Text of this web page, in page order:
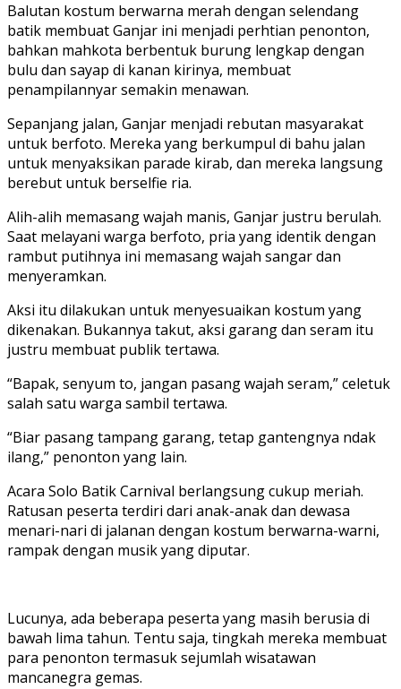
Balutan kostum berwarna merah dengan selendang
batik membuat Ganjar ini menjadi perhtian penonton,
bahkan mahkota berbentuk burung lengkap dengan
bulu dan sayap di kanan kirinya, membuat
penampilannyar semakin menawan.
Sepanjang jalan, Ganjar menjadi rebutan masyarakat
untuk berfoto. Mereka yang berkumpul di bahu jalan
untuk menyaksikan parade kirab, dan mereka langsung
berebut untuk berselfie ria.
Alih-alih memasang wajah manis, Ganjar justru berulah.
Saat melayani warga berfoto, pria yang identik dengan
rambut putihnya ini memasang wajah sangar dan
menyeramkan.
Aksi itu dilakukan untuk menyesuaikan kostum yang
dikenakan. Bukannya takut, aksi garang dan seram itu
justru membuat publik tertawa.
“Bapak, senyum to, jangan pasang wajah seram,” celetuk
salah satu warga sambil tertawa.
“Biar pasang tampang garang, tetap gantengnya ndak
ilang,” penonton yang lain.
Acara Solo Batik Carnival berlangsung cukup meriah.
Ratusan peserta terdiri dari anak-anak dan dewasa
menari-nari di jalanan dengan kostum berwarna-warni,
rampak dengan musik yang diputar.
Lucunya, ada beberapa peserta yang masih berusia di
bawah lima tahun. Tentu saja, tingkah mereka membuat
para penonton termasuk sejumlah wisatawan
mancanegra gemas.